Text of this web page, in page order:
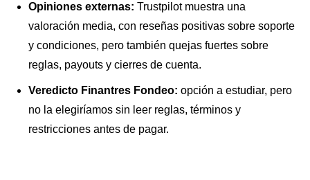
Opiniones externas: Trustpilot muestra una
valoración media, con reseñas positivas sobre soporte
y condiciones, pero también quejas fuertes sobre
reglas, payouts y cierres de cuenta.
Veredicto Finantres Fondeo: opción a estudiar, pero
no la elegiríamos sin leer reglas, términos y
restricciones antes de pagar.